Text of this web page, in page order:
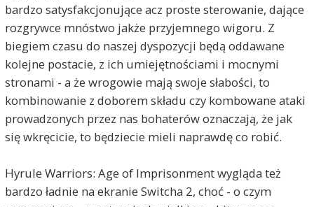
bardzo satysfakcjonujące acz proste sterowanie, dające
rozgrywce mnóstwo jakże przyjemnego wigoru. Z
biegiem czasu do naszej dyspozycji będą oddawane
kolejne postacie, z ich umiejętnościami i mocnymi
stronami - a że wrogowie mają swoje słabości, to
kombinowanie z doborem składu czy kombowane ataki
prowadzonych przez nas bohaterów oznaczają, że jak
się wkręcicie, to będziecie mieli naprawdę co robić.
Hyrule Warriors: Age of Imprisonment wygląda też
bardzo ładnie na ekranie Switcha 2, choć - o czym